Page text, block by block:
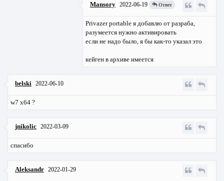
Mansory 2022-06-19 Ответ
Privazer portable я добавлю от разраба,
разумеется нужно активировать
если не надо было, я бы как-то указал это
кейген в архиве имеется
belski 2022-06-10
w7 x64 ?
jnikolic 2022-03-09
спасибо
Aleksandr 2022-01-29